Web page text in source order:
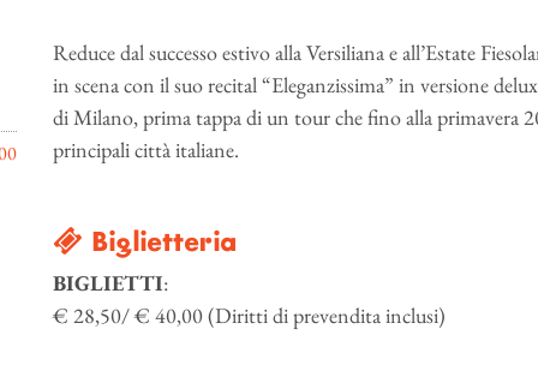
Reduce dal successo estivo alla Versiliana e all’Estate
in scena con il suo recital “Eleganzissima” in versione
di Milano, prima tappa di un tour che fino alla primavera
principali città italiane.
Biglietteria
BIGLIETTI:
€ 28,50/ € 40,00 (Diritti di prevendita inclusi)